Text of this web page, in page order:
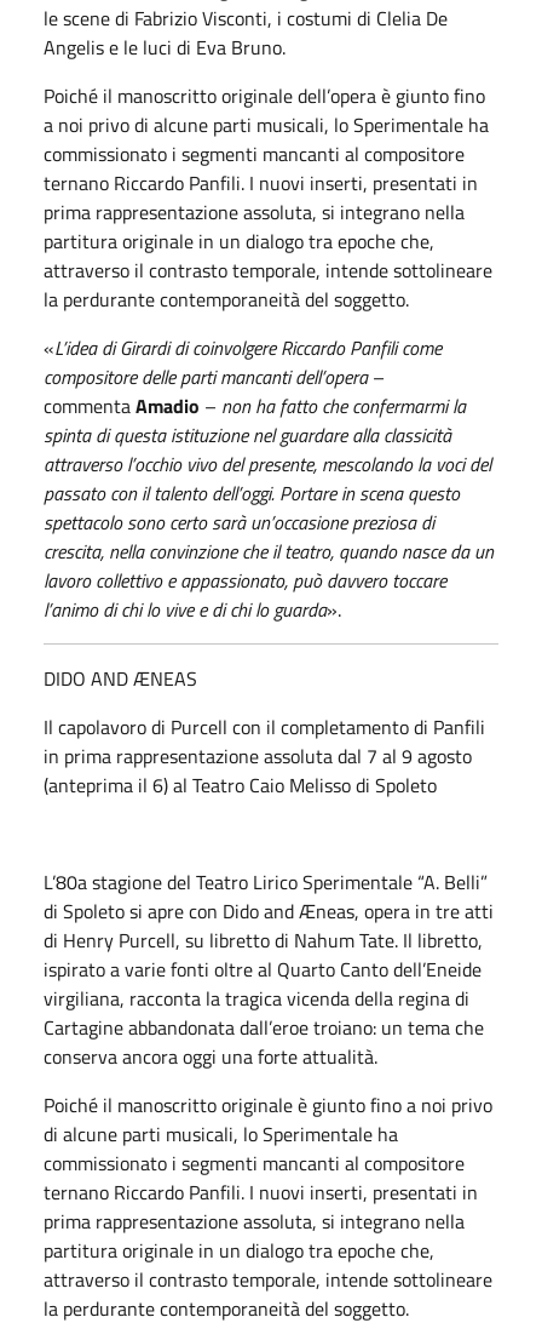
le scene di Fabrizio Visconti, i costumi di Clelia De
Angelis e le luci di Eva Bruno.
Poiché il manoscritto originale dell’opera è giunto fino
a noi privo di alcune parti musicali, lo Sperimentale ha
commissionato i segmenti mancanti al compositore
ternano Riccardo Panfili. I nuovi inserti, presentati in
prima rappresentazione assoluta, si integrano nella
partitura originale in un dialogo tra epoche che,
attraverso il contrasto temporale, intende sottolineare
la perdurante contemporaneità del soggetto.
«L’idea di Girardi di coinvolgere Riccardo Panfili come
compositore delle parti mancanti dell’opera–
commentaAmadio – non ha fatto che confermarmi la
spinta di questa istituzione nel guardare alla classicità
attraverso l’occhio vivo del presente, mescolando la voci del
passato con il talento dell’oggi. Portare in scena questo
spettacolo sono certo sarà un’occasione preziosa di
crescita, nella convinzione che il teatro, quando nasce da un
lavoro collettivo e appassionato, può davvero toccare
l’animo di chi lo vive e di chi lo guarda».
DIDO AND ÆNEAS
Il capolavoro di Purcell con il completamento di Panfili
in prima rappresentazione assoluta dal 7 al 9 agosto
(anteprima il 6) al Teatro Caio Melisso di Spoleto
L’80a stagione del Teatro Lirico Sperimentale “A. Belli”
di Spoleto si apre con Dido and Æneas, opera in tre atti
di Henry Purcell, su libretto di Nahum Tate. Il libretto,
ispirato a varie fonti oltre al Quarto Canto dell’Eneide
virgiliana, racconta la tragica vicenda della regina di
Cartagine abbandonata dall’eroe troiano: un tema che
conserva ancora oggi una forte attualità.
Poiché il manoscritto originale è giunto fino a noi privo
di alcune parti musicali, lo Sperimentale ha
commissionato i segmenti mancanti al compositore
ternano Riccardo Panfili. I nuovi inserti, presentati in
prima rappresentazione assoluta, si integrano nella
partitura originale in un dialogo tra epoche che,
attraverso il contrasto temporale, intende sottolineare
la perdurante contemporaneità del soggetto.